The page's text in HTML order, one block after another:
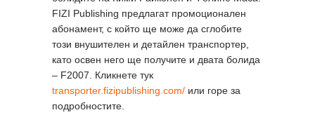
FIZI Publishing предлагат промоционален
абонамент, с който ще може да сглобите
този внушителен и детайлен транспортер,
като освен него ще получите и двата болида
– F2007. Кликнете тук
transporter.fizipublishing.com/ или горе за
подробностите.